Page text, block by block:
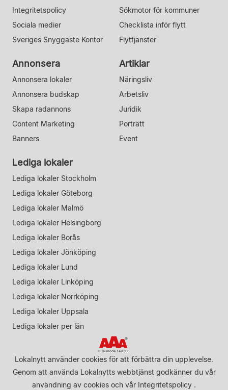
Integritetspolicy
Sociala medier
Sveriges Snyggaste Kontor
Sökmotor för kommuner
Checklista inför flytt
Flyttjänster
Annonsera
Annonsera lokaler
Annonsera budskap
Skapa radannons
Content Marketing
Banners
Artiklar
Näringsliv
Arbetsliv
Juridik
Porträtt
Event
Lediga lokaler
Lediga lokaler Stockholm
Lediga lokaler Göteborg
Lediga lokaler Malmö
Lediga lokaler Helsingborg
Lediga lokaler Borås
Lediga lokaler Jönköping
Lediga lokaler Lund
Lediga lokaler Linköping
Lediga lokaler Norrköping
Lediga lokaler Uppsala
Lediga lokaler per län
Lokalnytt använder cookies för att förbättra din upplevelse.
Genom att använda Lokalnytts webbtjänst godkänner du vår
användning av cookies och vår Integritetspolicy .